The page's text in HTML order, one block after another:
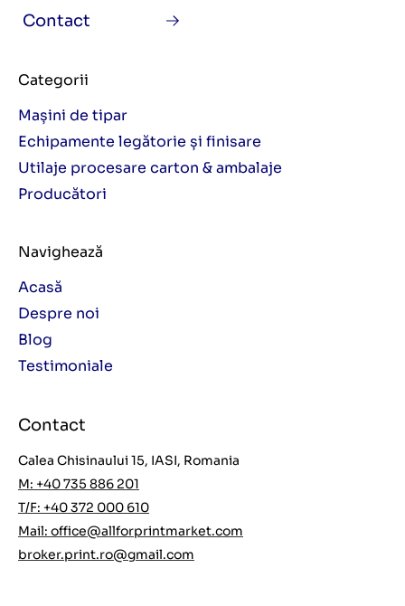
Contact
Categorii
Mașini de tipar
Echipamente legătorie și finisare
Utilaje procesare carton & ambalaje
Producători
Navighează
Acasă
Despre noi
Blog
Testimoniale
Contact
Calea Chisinaului 15, IASI, Romania
M: +40 735 886 201
T/F: +40 372 000 610
Mail: office@allforprintmarket.com
broker.print.ro@gmail.com